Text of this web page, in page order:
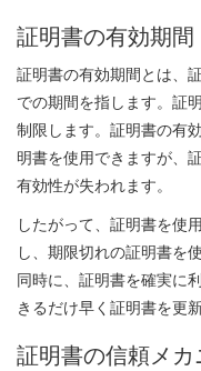
証明書の有効期間
証明書の有効期間とは、
での期間を指します。証
制限します。証明書の有
明書を使用できますが、
有効性が失われます。
したがって、証明書を使
し、期限切れの証明書を
同時に、証明書を確実に
きるだけ早く証明書を更
証明書の信頼メカ